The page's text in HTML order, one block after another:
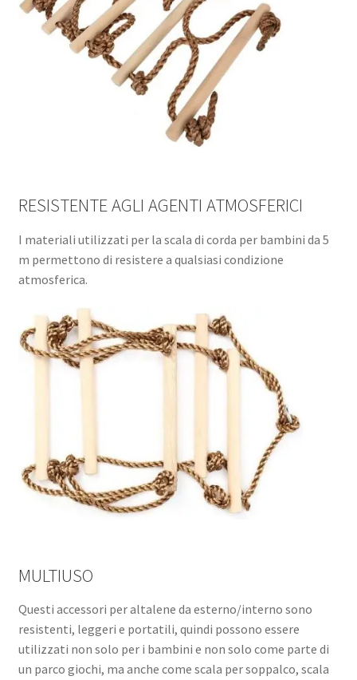
RESISTENTE AGLI AGENTI ATMOSFERICI
I materiali utilizzati per la scala di corda per bambini da 5
m permettono di resistere a qualsiasi condizione
atmosferica.
MULTIUSO
Questi accessori per altalene da esterno/interno sono
resistenti, leggeri e portatili, quindi possono essere
utilizzati non solo per i bambini e non solo come parte di
un parco giochi, ma anche come scala per soppalco, scala